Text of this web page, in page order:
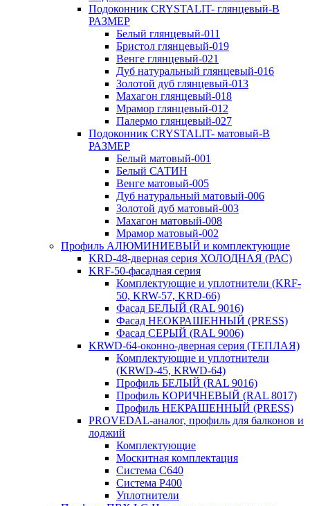
Подоконник CRYSTALIT- глянцевый-В
РАЗМЕР
Белый глянцевый-011
Бристол глянцевый-019
Венге глянцевый-021
Дуб натуральный глянцевый-016
Золотой дуб глянцевый-013
Махагон глянцевый-018
Мрамор глянцевый-012
Палермо глянцевый-027
Подоконник CRYSTALIT- матовый-В
РАЗМЕР
Белый матовый-001
Белый САТИН
Венге матовый-005
Дуб натуральный матовый-006
Золотой дуб матовый-003
Махагон матовый-008
Мрамор матовый-002
Профиль АЛЮМИНИЕВЫЙ и комплектующие
KRD-48-дверная серия ХОЛОДНАЯ (РАС)
KRF-50-фасадная серия
Комплектующие и уплотнители (KRF-
50, KRW-57, KRD-66)
Фасад БЕЛЫЙ (RAL 9016)
Фасад НЕОКРАШЕННЫЙ (PRESS)
Фасад СЕРЫЙ (RAL 9006)
KRWD-64-оконно-дверная серия (ТЕПЛАЯ)
Комплектующие и уплотнители
(KRWD-45, KRWD-64)
Профиль БЕЛЫЙ (RAL 9016)
Профиль КОРИЧНЕВЫЙ (RAL 8017)
Профиль НЕКРАШЕННЫЙ (PRESS)
PROVEDAL-аналог, профиль для балконов и
лоджий
Комплектующие
Москитная комплектация
Система C640
Система P400
Уплотнители